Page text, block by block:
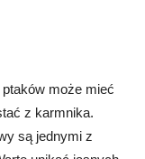
może mieć
z karmnika.
są jednymi z